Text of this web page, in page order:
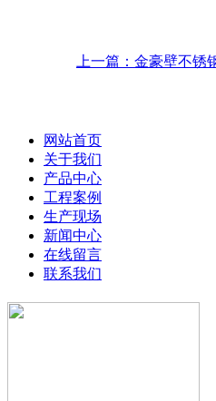
上一篇：金豪壁不锈
网站首页
关于我们
产品中心
工程案例
生产现场
新闻中心
在线留言
联系我们